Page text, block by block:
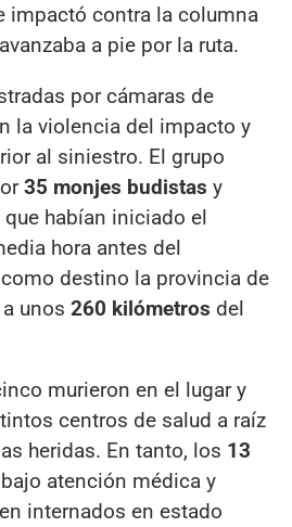
impactó contra la columna
a pie por la ruta.
por cámaras de
la violencia del impacto y
al siniestro. El grupo
35 monjes budistas y
que habían iniciado el
hora antes del
destino la provincia de
a unos 260 kilómetros del
murieron en el lugar y
centros de salud a raíz
heridas. En tanto, los 13
atención médica y
internados en estado